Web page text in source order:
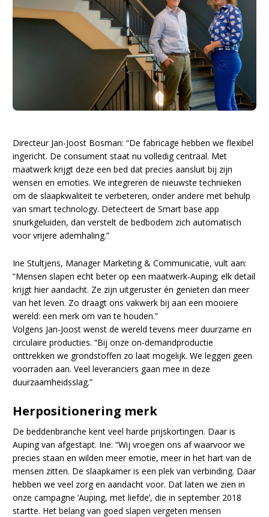
Directeur Jan-Joost Bosman: “De fabricage hebben we flexibel
ingericht. De consument staat nu volledig centraal. Met
maatwerk krijgt deze een bed dat precies aansluit bij zijn
wensen en emoties. We integreren de nieuwste technieken
om de slaapkwaliteit te verbeteren, onder andere met behulp
van smart technology. Detecteert de Smart base app
snurkgeluiden, dan verstelt de bedbodem zich automatisch
voor vrijere ademhaling.”
Ine Stultjens, Manager Marketing & Communicatie, vult aan:
“Mensen slapen echt beter op een maatwerk-Auping; elk detail
krijgt hier aandacht. Ze zijn uitgeruster én genieten dan meer
van het leven. Zo draagt ons vakwerk bij aan een mooiere
wereld: een merk om van te houden.”
Volgens Jan-Joost wenst de wereld tevens meer duurzame en
circulaire producties. “Bij onze on-demandproductie
onttrekken we grondstoffen zo laat mogelijk. We leggen geen
voorraden aan. Veel leveranciers gaan mee in deze
duurzaamheidsslag.”
Herpositionering merk
De beddenbranche kent veel harde prijskortingen. Daar is
Auping van afgestapt. Ine: “Wij vroegen ons af waarvoor we
precies staan en wilden meer emotie, meer in het hart van de
mensen zitten. De slaapkamer is een plek van verbinding. Daar
hebben we veel zorg en aandacht voor. Dat laten we zien in
onze campagne ‘Auping, met liefde’, die in september 2018
startte. Het belang van goed slapen vergeten mensen